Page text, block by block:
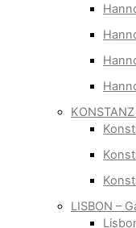
LISBON –